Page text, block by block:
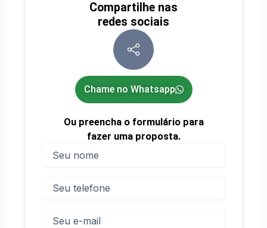
Compartilhe nas
redes sociais
Chame no Whatsapp
Ou preencha o formulário para
fazer uma proposta.
mail